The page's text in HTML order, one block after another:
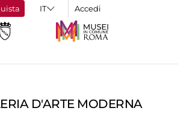
Accedi
D'ARTE MODERNA